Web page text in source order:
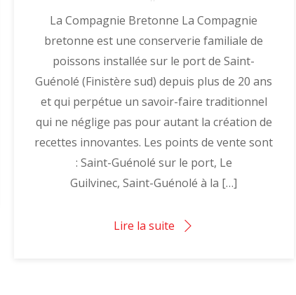
La Compagnie Bretonne La Compagnie
bretonne est une conserverie familiale de
poissons installée sur le port de Saint-
Guénolé (Finistère sud) depuis plus de 20 ans
et qui perpétue un savoir-faire traditionnel
qui ne néglige pas pour autant la création de
recettes innovantes. Les points de vente sont
: Saint-Guénolé sur le port, Le
Guilvinec, Saint-Guénolé à la […]
Lire la suite